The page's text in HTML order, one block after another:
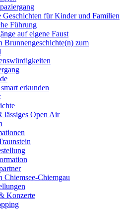
Geschichten für Kinder und Familien
Führung
auf eigene Faust
Brunnengeschichte(n) zum
erkunden
Open Air
Chiemsee-Chiemgau
Konzerte